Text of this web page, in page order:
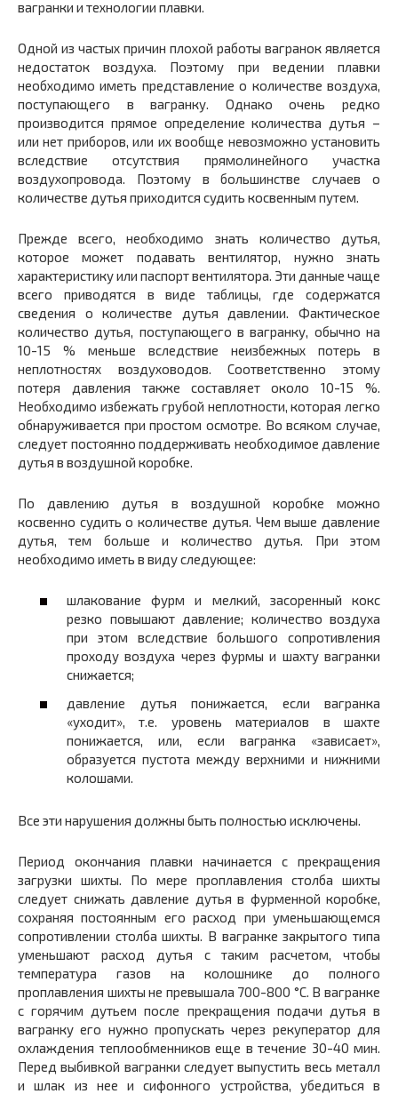
вагранки и технологии плавки.
Одной из частых причин плохой работы вагранок является
недостаток воздуха. Поэтому при ведении плавки
необходимо иметь представление о количестве воздуха,
поступающего в вагранку. Однако очень редко
производится прямое определение количества дутья –
или нет приборов, или их вообще невозможно установить
вследствие отсутствия прямолинейного участка
воздухопровода. Поэтому в большинстве случаев о
количестве дутья приходится судить косвенным путем.
Прежде всего, необходимо знать количество дутья,
которое может подавать вентилятор, нужно знать
характеристику или паспорт вентилятора. Эти данные чаще
всего приводятся в виде таблицы, где содержатся
сведения о количестве дутья давлении. Фактическое
количество дутья, поступающего в вагранку, обычно на
10-15 % меньше вследствие неизбежных потерь в
неплотностях воздуховодов. Соответственно этому
потеря давления также составляет около 10-15 %.
Необходимо избежать грубой неплотности, которая легко
обнаруживается при простом осмотре. Во всяком случае,
следует постоянно поддерживать необходимое давление
дутья в воздушной коробке.
По давлению дутья в воздушной коробке можно
косвенно судить о количестве дутья. Чем выше давление
дутья, тем больше и количество дутья. При этом
необходимо иметь в виду следующее:
шлакование фурм и мелкий, засоренный кокс
резко повышают давление; количество воздуха
при этом вследствие большого сопротивления
проходу воздуха через фурмы и шахту вагранки
снижается;
давление дутья понижается, если вагранка
«уходит», т.е. уровень материалов в шахте
понижается, или, если вагранка «зависает»,
образуется пустота между верхними и нижними
колошами.
Все эти нарушения должны быть полностью исключены.
Период окончания плавки начинается с прекращения
загрузки шихты. По мере проплавления столба шихты
следует снижать давление дутья в фурменной коробке,
сохраняя постоянным его расход при уменьшающемся
сопротивлении столба шихты. В вагранке закрытого типа
уменьшают расход дутья с таким расчетом, чтобы
температура газов на колошнике до полного
проплавления шихты не превышала 700-800 °С. В вагранке
с горячим дутьем после прекращения подачи дутья в
вагранку его нужно пропускать через рекуператор для
охлаждения теплообменников еще в течение 30-40 мин.
Перед выбивкой вагранки следует выпустить весь металл
и шлак из нее и сифонного устройства, убедиться в